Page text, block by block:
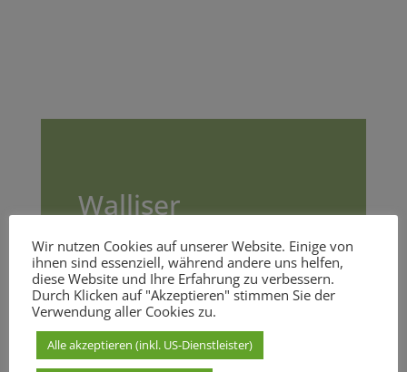
Walliser
Schwarznasen
Schafe
Mehr dazu
Wir nutzen Cookies auf unserer Website. Einige von
ihnen sind essenziell, während andere uns helfen,
diese Website und Ihre Erfahrung zu verbessern.
Durch Klicken auf "Akzeptieren" stimmen Sie der
Verwendung aller Cookies zu.
Alle akzeptieren (inkl. US-Dienstleister)